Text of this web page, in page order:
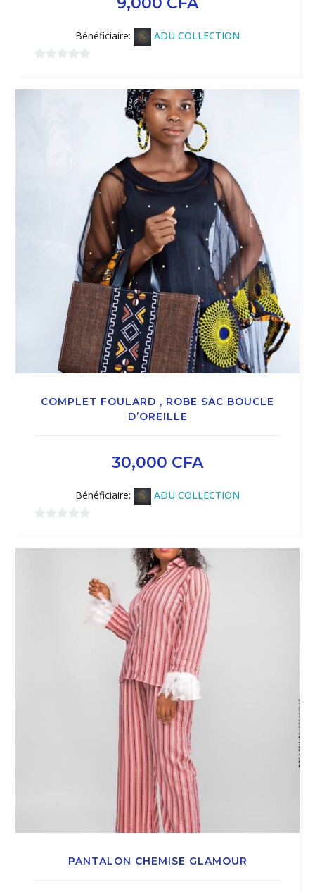
Bénéficiaire: ADU COLLECTION
COMPLET FOULARD , ROBE SAC BOUCLE
D’OREILLE
30,000 CFA
Bénéficiaire: ADU COLLECTION
PANTALON CHEMISE GLAMOUR